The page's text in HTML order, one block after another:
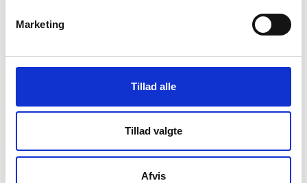
Marketing
Tillad alle
Tillad valgte
Afvis
biblioteker og uddannelsesinstitutioner.
Man kan abonnere på nyheder fra Forfatterweb ved at
tilmelde sigNyheder om Forfatterwebeller følge
Facebook.